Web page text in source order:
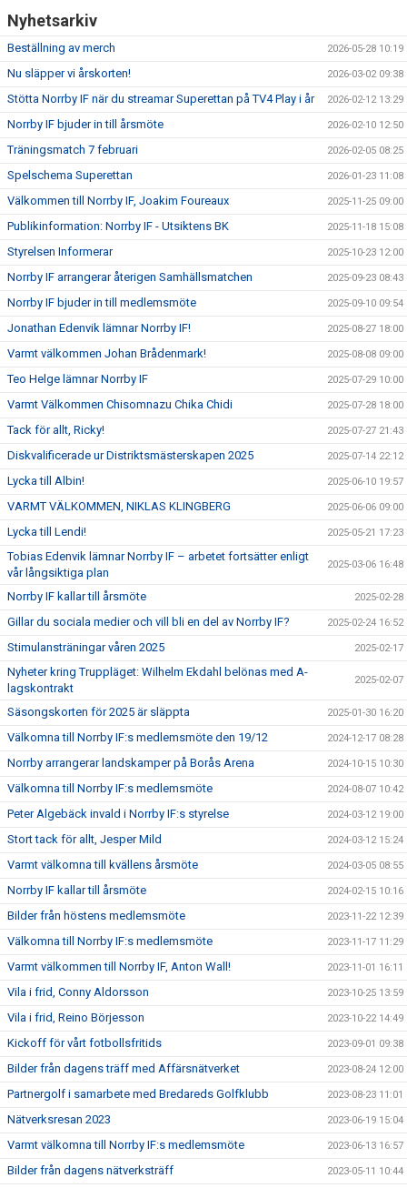
Nyhetsarkiv
Beställning av merch 2026-05-28 10:19
Nu släpper vi årskorten! 2026-03-02 09:38
Stötta Norrby IF när du streamar Superettan på TV4 Play i år 2026-02-12 13:29
Norrby IF bjuder in till årsmöte 2026-02-10 12:50
Träningsmatch 7 februari 2026-02-05 08:25
Spelschema Superettan 2026-01-23 11:08
Välkommen till Norrby IF, Joakim Foureaux 2025-11-25 09:00
Publikinformation: Norrby IF - Utsiktens BK 2025-11-18 15:08
Styrelsen Informerar 2025-10-23 12:00
Norrby IF arrangerar återigen Samhällsmatchen 2025-09-23 08:43
Norrby IF bjuder in till medlemsmöte 2025-09-10 09:54
Jonathan Edenvik lämnar Norrby IF! 2025-08-27 18:00
Varmt välkommen Johan Brådenmark! 2025-08-08 09:00
Teo Helge lämnar Norrby IF 2025-07-29 10:00
Varmt Välkommen Chisomnazu Chika Chidi 2025-07-28 18:00
Tack för allt, Ricky! 2025-07-27 21:43
Diskvalificerade ur Distriktsmästerskapen 2025 2025-07-14 22:12
Lycka till Albin! 2025-06-10 19:57
VARMT VÄLKOMMEN, NIKLAS KLINGBERG 2025-06-06 09:00
Lycka till Lendi! 2025-05-21 17:23
Tobias Edenvik lämnar Norrby IF – arbetet fortsätter enligt
vår långsiktiga plan
2025-03-06 16:48
Norrby IF kallar till årsmöte 2025-02-28
Gillar du sociala medier och vill bli en del av Norrby IF? 2025-02-24 16:52
Stimulansträningar våren 2025 2025-02-17
Nyheter kring Truppläget: Wilhelm Ekdahl belönas med A-
lagskontrakt
2025-02-07
Säsongskorten för 2025 är släppta 2025-01-30 16:20
Välkomna till Norrby IF:s medlemsmöte den 19/12 2024-12-17 08:28
Norrby arrangerar landskamper på Borås Arena 2024-10-15 10:30
Välkomna till Norrby IF:s medlemsmöte 2024-08-07 10:42
Peter Algebäck invald i Norrby IF:s styrelse 2024-03-12 19:00
Stort tack för allt, Jesper Mild 2024-03-12 15:24
Varmt välkomna till kvällens årsmöte 2024-03-05 08:55
Norrby IF kallar till årsmöte 2024-02-15 10:16
Bilder från höstens medlemsmöte 2023-11-22 12:39
Välkomna till Norrby IF:s medlemsmöte 2023-11-17 11:29
Varmt välkommen till Norrby IF, Anton Wall! 2023-11-01 16:11
Vila i frid, Conny Aldorsson 2023-10-25 13:59
Vila i frid, Reino Börjesson 2023-10-22 14:49
Kickoff för vårt fotbollsfritids 2023-09-01 09:38
Bilder från dagens träff med Affärsnätverket 2023-08-24 12:00
Partnergolf i samarbete med Bredareds Golfklubb 2023-08-23 11:01
Nätverksresan 2023 2023-06-19 15:04
Varmt välkomna till Norrby IF:s medlemsmöte 2023-06-13 16:57
Bilder från dagens nätverksträff 2023-05-11 10:44